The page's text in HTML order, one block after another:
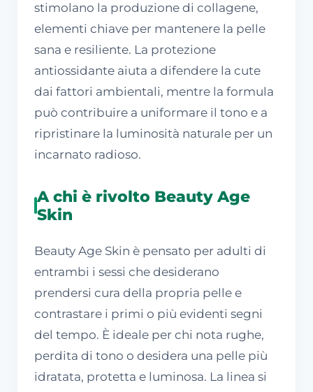
stimolano la produzione di collagene,
elementi chiave per mantenere la pelle
sana e resiliente. La protezione
antiossidante aiuta a difendere la cute
dai fattori ambientali, mentre la formula
può contribuire a uniformare il tono e a
ripristinare la luminosità naturale per un
incarnato radioso.
A chi è rivolto Beauty Age
Skin
Beauty Age Skin è pensato per adulti di
entrambi i sessi che desiderano
prendersi cura della propria pelle e
contrastare i primi o più evidenti segni
del tempo. È ideale per chi nota rughe,
perdita di tono o desidera una pelle più
idratata, protetta e luminosa. La linea si